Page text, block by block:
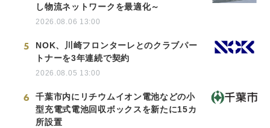
し物流ネットワークを最適化～
2026.08.06 13:00
5
NOK、川崎フロンターレとのクラブパー
トナーを3年連続で契約
2026.08.05 13:00
6
千葉市内にリチウムイオン電池などの小
型充電式電池回収ボックスを新たに15カ
所設置